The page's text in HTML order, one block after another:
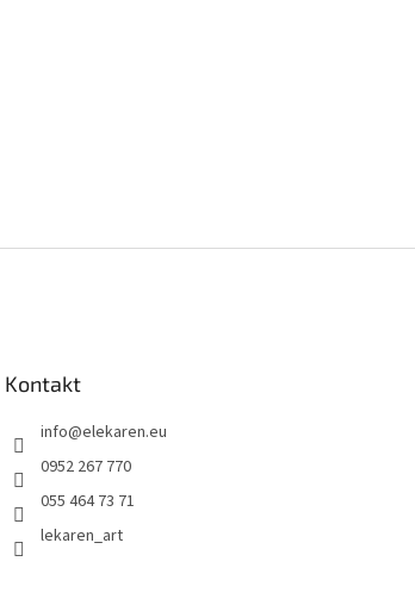
Kontakt
info@elekaren.eu
0952 267 770
055 464 73 71
lekaren_art